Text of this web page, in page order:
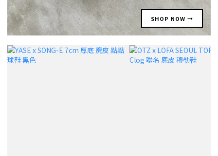
SHOP NOW →